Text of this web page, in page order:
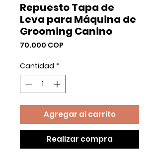
Repuesto Tapa de
Leva para Máquina de
Grooming Canino
70.000 COP
Cantidad *
Agregar al carrito
Realizar compra